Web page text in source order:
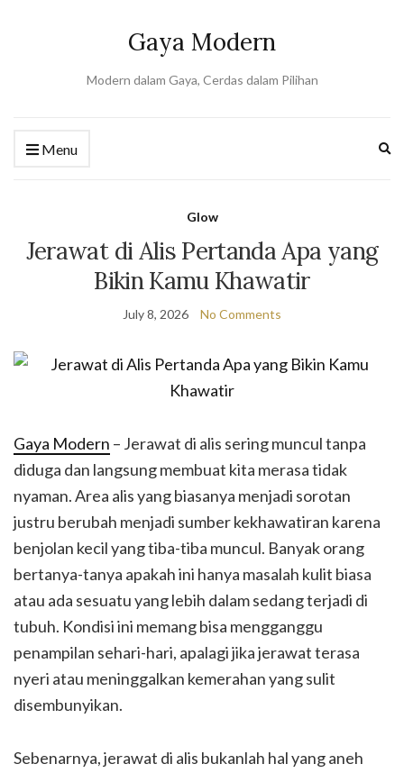
Gaya Modern
Modern dalam Gaya, Cerdas dalam Pilihan
Menu
Glow
Jerawat di Alis Pertanda Apa yang
Bikin Kamu Khawatir
July 8, 2026 No Comments
Gaya Modern – Jerawat di alis sering muncul tanpa
diduga dan langsung membuat kita merasa tidak
nyaman. Area alis yang biasanya menjadi sorotan
justru berubah menjadi sumber kekhawatiran karena
benjolan kecil yang tiba-tiba muncul. Banyak orang
bertanya-tanya apakah ini hanya masalah kulit biasa
atau ada sesuatu yang lebih dalam sedang terjadi di
tubuh. Kondisi ini memang bisa mengganggu
penampilan sehari-hari, apalagi jika jerawat terasa
nyeri atau meninggalkan kemerahan yang sulit
disembunyikan.
Sebenarnya, jerawat di alis bukanlah hal yang aneh